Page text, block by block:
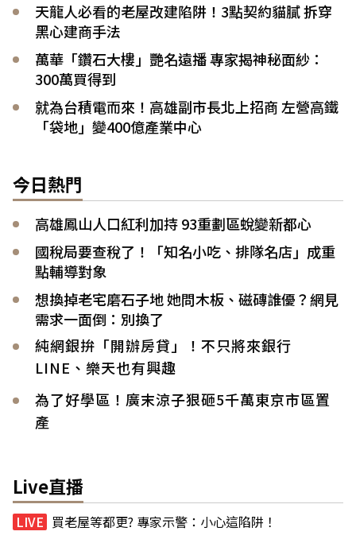
天龍人必看的老屋改建陷阱！3點契約貓膩 拆穿
黑心建商手法
萬華「鑽石大樓」艷名遠播 專家揭神秘面紗：
300萬買得到
就為台積電而來！高雄副市長北上招商 左營高鐵
「袋地」變400億產業中心
今日熱門
高雄鳳山人口紅利加持 93重劃區蛻變新都心
國稅局要查稅了！「知名小吃、排隊名店」成重
點輔導對象
想換掉老宅磨石子地 她問木板、磁磚誰優？網見
需求一面倒：別換了
純網銀拚「開辦房貸」！不只將來銀行
LINE、樂天也有興趣
為了好學區！廣末涼子狠砸5千萬東京市區置
產
Live直播
買老屋等都更? 專家示警：小心這陷阱！